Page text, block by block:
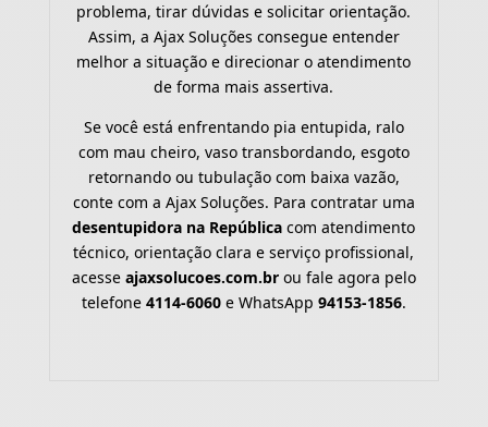
problema, tirar dúvidas e solicitar orientação.
Assim, a Ajax Soluções consegue entender
melhor a situação e direcionar o atendimento
de forma mais assertiva.
Se você está enfrentando pia entupida, ralo
com mau cheiro, vaso transbordando, esgoto
retornando ou tubulação com baixa vazão,
conte com a Ajax Soluções. Para contratar uma
desentupidora na República com atendimento
técnico, orientação clara e serviço profissional,
acesse ajaxsolucoes.com.brou fale agora pelo
telefone 4114-6060e WhatsApp 94153-1856.